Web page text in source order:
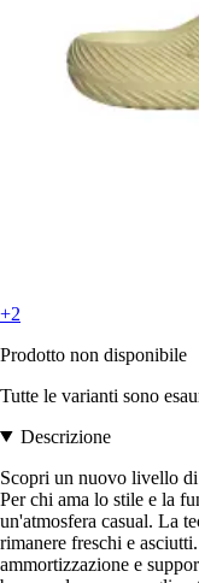
+2
Prodotto non disponibile
Tutte le varianti sono
Descrizione
Scopri un nuovo livello
Per chi ama lo stile e la
un'atmosfera casual. La
rimanere freschi e
ammortizzazione e